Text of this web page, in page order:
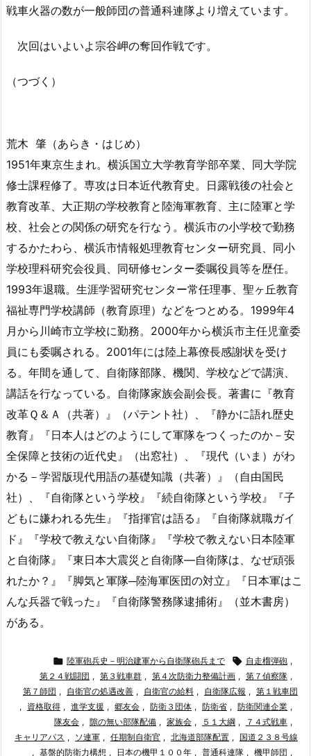
戦車火器の数が一般師団の普通科連隊より増えています。
次回はいよいよ宗谷岬の奪回作戦です。
（つづく）
荒木 肇（あらき・はじめ）
1951年東京生まれ。横浜国立大学教育学部卒業、同大学院
修士課程修了。専攻は日本近代教育史。日露戦後の社会と
教育改革、大正期の学校教育と陸海軍教育、主に陸軍と学
校、社会との関係の研究を行なう。横浜市の小学校で勤務
するかたわら、横浜市情報処理教育センター研究員、同小
学校理科研究会役員、同研修センター委嘱役員等を歴任。
1993年退職。生涯学習研究センター常任理事、聖ヶ丘教育
福祉専門学校講師（教育原理）などをつとめる。1999年4
月から川崎市立学校に勤務。2000年から横浜市主任児童委
員にも委嘱される。2001年には陸上幕僚長感謝状を受け
る。年間を通して、自衛隊部隊、機関、学校などで講演、
講話を行なっている。自衛隊家族会副会長。著書に『教育
改革Ｑ＆Ａ（共著）』（パテント社）、『静かに語れ歴史
教育』『日本人はどのようにして軍隊をつくったのか－安
全保障と技術の近代史』（出窓社）、『現代（いま）がわ
かる－学習版現代用語の基礎知識（共著）』（自由国民
社）、『自衛隊という学校』『続自衛隊という学校』『子
どもに嫌われる先生』『指揮官は語る』『自衛隊就職ガイ
ド』『学校で教えない自衛隊』『学校で教えない日本陸軍
と自衛隊』『東日本大震災と自衛隊—自衛隊は、なぜ頑張
れたか？』『脚気と軍隊─陸海軍医団の対立』『日本軍はこ
んな兵器で戦った』『自衛隊警務隊逮捕術』（並木書房）
がある。
 陸軍砲兵史－明治建軍から自衛隊砲兵まで  自走榴弾砲 ,
第２４戦闘団 , 第３戦車群 , 第４次防衛力整備計画 , 第７偵察隊 ,
第７師団 , 自衛官の処遇改善 , 自衛官の給料 , 自衛隊広報 , 第１戦車団
,
資格取得 , 進学支援 , 郷友会 , 防衛３団体 , 防衛省 , 防衛関連企業 ,
隊友会 , 隙の無い部隊配備 , 家族会 , ５１大綱 , ７４式戦車 ,
キャリアパス , ソ連軍 , 任期制自衛官 , 北海道部隊配置 ,
国道２３８号線
, 基盤的防衛力構想 , 日本の機甲１００年 , 普通科連隊 , 機甲師団 ,